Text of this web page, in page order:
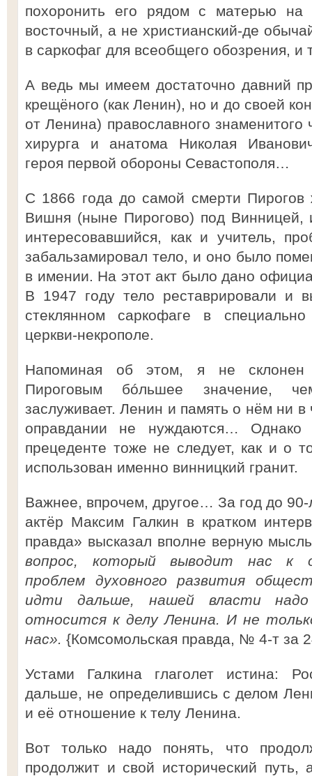
похоронить его рядом с матерью
восточный, а не христианский-де
в саркофаг для всеобщего обозрения, и
А ведь мы имеем достаточно давний
крещёного (как Ленин), но и до своей
от Ленина) православного знаменитого
хирурга и анатома Николая
героя первой обороны Севастополя…
С 1866 года до самой смерти
Вишня (ныне Пирогово) под Винницей,
интересовавшийся, как и учитель,
забальзамировал тело, и оно было
в имении. На этот акт было дано
В 1947 году тело реставрировали и
стеклянном саркофаге в
церкви-некрополе.
Напоминая об этом, я не склонен
Пироговым бóльшее значение,
заслуживает. Ленин и память о нём ни в
оправдании не нуждаются…
прецеденте тоже не следует, как и о
использован именно винницкий гранит.
Важнее, впрочем, другое… За год до
актёр Максим Галкин в кратком
правда» высказал вполне верную
вопрос, который выводит нас к
проблем духовного развития
идти дальше, нашей власти надо
относится к делу Ленина. И не
нас». {Комсомольская правда, № 4-т за
Устами Галкина глаголет истина:
дальше, не определившись с делом
и её отношение к телу Ленина.
Вот только надо понять, что
продолжит и свой исторический путь,